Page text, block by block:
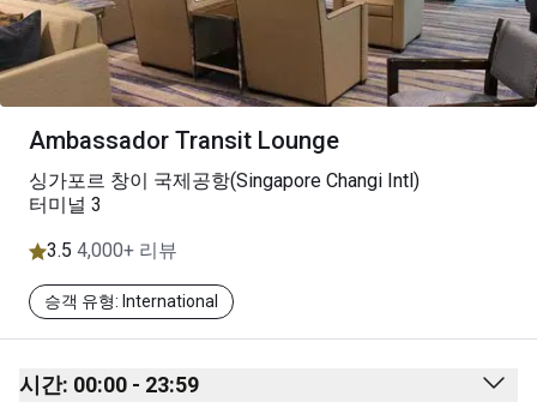
Ambassador Transit Lounge
싱가포르 창이 국제공항(Singapore Changi Intl)
터미널 3
3.5 4,000+ 리뷰
승객 유형: International
시간: 00:00 - 23:59